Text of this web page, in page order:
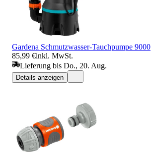
Gardena Schmutzwasser-Tauchpumpe 9000
85,99 €inkl. MwSt.
Lieferung bis Do., 20. Aug.
Details anzeigen